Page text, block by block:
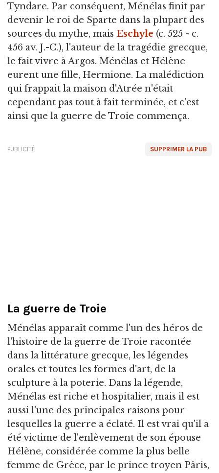
Tyndare. Par conséquent, Ménélas finit par
devenir le roi de Sparte dans la plupart des
sources du mythe, mais Eschyle (c. 525 - c.
456 av. J.-C.), l'auteur de la tragédie grecque,
le fait vivre à Argos. Ménélas et Hélène
eurent une fille, Hermione. La malédiction
qui frappait la maison d'Atrée n'était
cependant pas tout à fait terminée, et c'est
ainsi que la guerre de Troie commença.
SUPPRIMER LA PUB
PUBLICITÉ
La guerre de Troie
Ménélas apparaît comme l'un des héros de
l'histoire de la guerre de Troie racontée
dans la littérature grecque, les légendes
orales et toutes les formes d'art, de la
sculpture à la poterie. Dans la légende,
Ménélas est riche et hospitalier, mais il est
aussi l'une des principales raisons pour
lesquelles la guerre a éclaté. Il est vrai qu'il a
été victime de l'enlèvement de son épouse
Hélène, considérée comme la plus belle
femme de Grèce, par le prince troyen Pâris,